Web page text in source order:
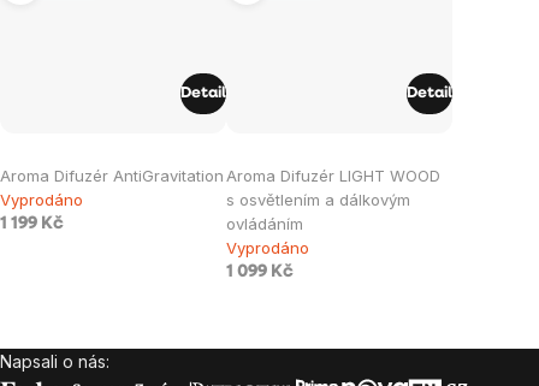
Aroma Difuzér AntiGravitation
Vyprodáno
1 199 Kč
Detail
Aroma Difuzér LIGHT WOOD
s osvětlením a dálkovým
ovládáním
Vyprodáno
1 099 Kč
Detail
Zápatí
Napsali o nás: